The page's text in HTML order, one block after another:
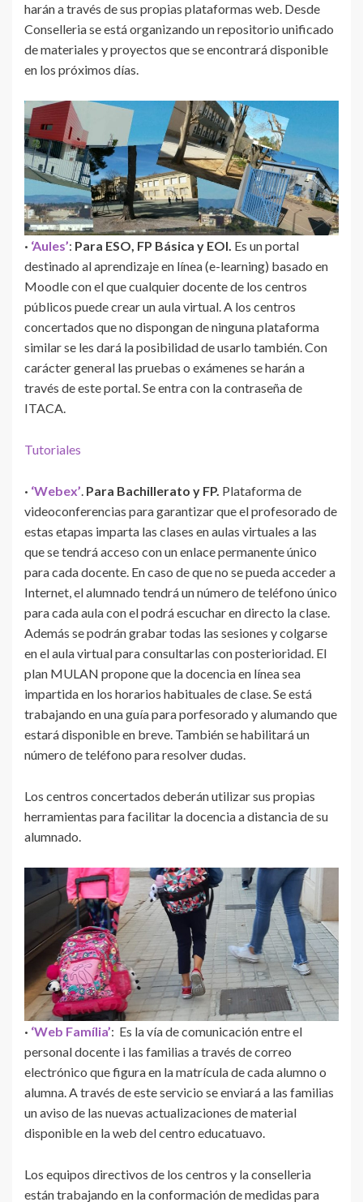
harán a través de sus propias plataformas web. Desde
Conselleria se está organizando un repositorio unificado
de materiales y proyectos que se encontrará disponible
en los próximos días.
· ‘Aules’: Para ESO, FP Básica y EOI. Es un portal
destinado al aprendizaje en línea (e-learning) basado en
Moodle con el que cualquier docente de los centros
públicos puede crear un aula virtual. A los centros
concertados que no dispongan de ninguna plataforma
similar se les dará la posibilidad de usarlo también. Con
carácter general las pruebas o exámenes se harán a
través de este portal. Se entra con la contraseña de
ITACA.
Tutoriales
· ‘Webex’. Para Bachillerato y FP. Plataforma de
videoconferencias para garantizar que el profesorado de
estas etapas imparta las clases en aulas virtuales a las
que se tendrá acceso con un enlace permanente único
para cada docente. En caso de que no se pueda acceder a
Internet, el alumnado tendrá un número de teléfono único
para cada aula con el podrá escuchar en directo la clase.
Además se podrán grabar todas las sesiones y colgarse
en el aula virtual para consultarlas con posterioridad. El
plan MULAN propone que la docencia en línea sea
impartida en los horarios habituales de clase. Se está
trabajando en una guía para porfesorado y alumando que
estará disponible en breve. También se habilitará un
número de teléfono para resolver dudas.
Los centros concertados deberán utilizar sus propias
herramientas para facilitar la docencia a distancia de su
alumnado.
· ‘Web Família’: Es la vía de comunicación entre el
personal docente i las familias a través de correo
electrónico que figura en la matrícula de cada alumno o
alumna. A través de este servicio se enviará a las familias
un aviso de las nuevas actualizaciones de material
disponible en la web del centro educatuavo.
Los equipos directivos de los centros y la conselleria
están trabajando en la conformación de medidas para